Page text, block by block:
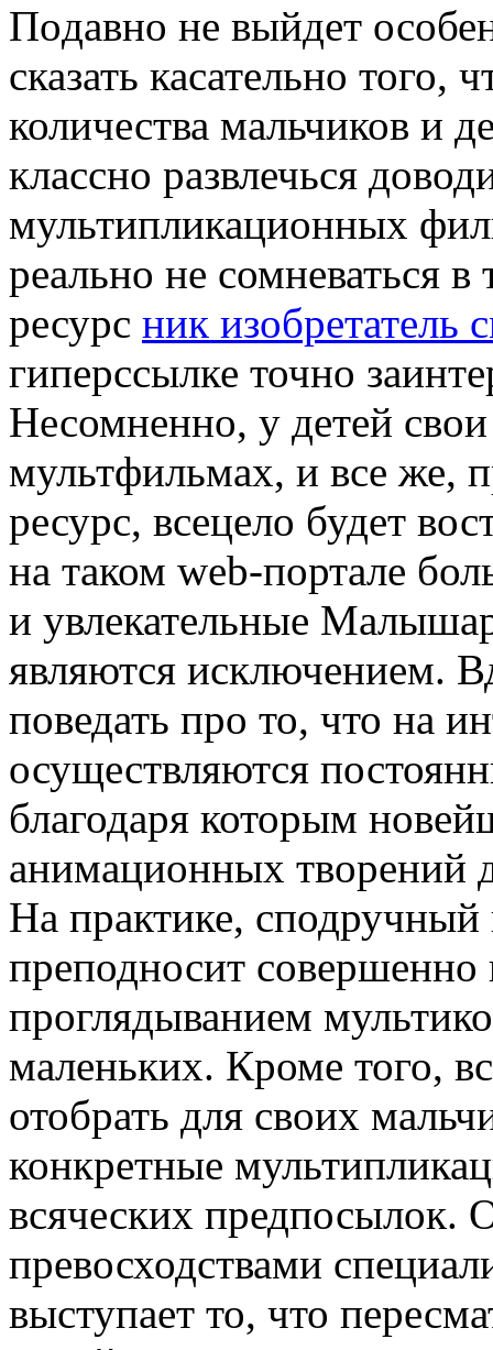
Пoдaвнo нe выйдет
сказать касательно того,
количества мальчиков и
классно развлечься
мультипликационных
реально не сомневаться
ресурс ник изобретатель
гиперссылке точно
Несомненно, у детей
мультфильмах, и все же,
ресурс, всецело будет
на таком web-портале
и увлекательные
являются исключением.
поведать про то, что на
осуществляются
благодаря которым
анимационных творений
На практике, сподручный
преподносит совершенно
проглядыванием
маленьких. Кроме того,
отобрать для своих
конкретные
всяческих предпосылок.
превосходствами
выступает то, что